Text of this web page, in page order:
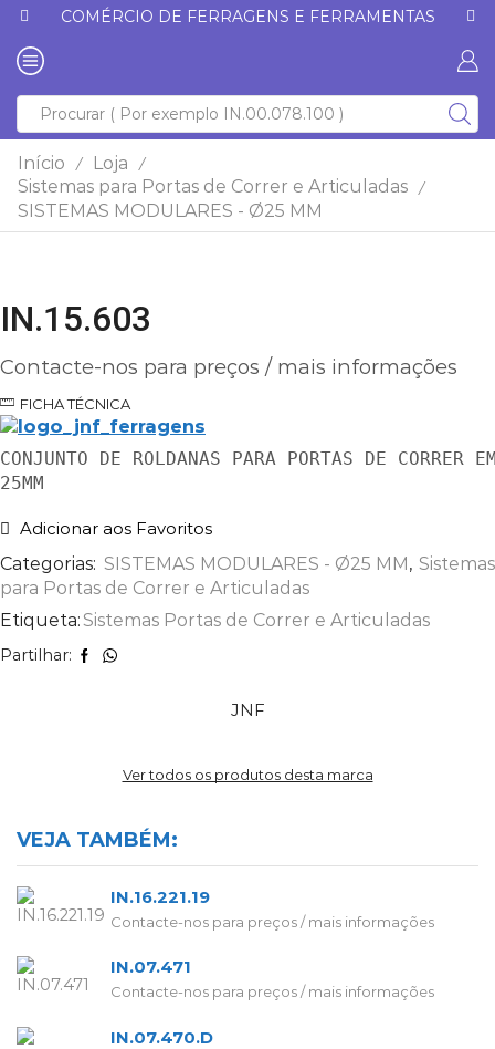
COMÉRCIO DE FERRAGENS E FERRAMENTAS
Início / Loja /
Sistemas para Portas de Correr e Articuladas /
SISTEMAS MODULARES - Ø25 MM
IN.15.603
Contacte-nos para preços / mais informações
FICHA TÉCNICA
CONJUNTO DE ROLDANAS PARA PORTAS DE
25MM
Adicionar aos Favoritos
Categorias: SISTEMAS MODULARES - Ø25 MM , Sistemas
para Portas de Correr e Articuladas
Etiqueta:Sistemas Portas de Correr e Articuladas
Partilhar:
JNF
Ver todos os produtos desta marca
VEJA TAMBÉM:
IN.16.221.19
Contacte-nos para preços / mais informações
IN.07.471
Contacte-nos para preços / mais informações
IN.07.470.D